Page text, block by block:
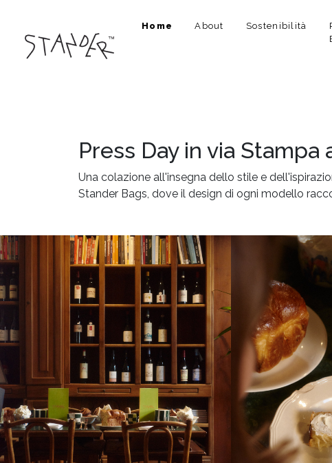
Home About Sostenibilità
Press Day in via
Una colazione all'insegna dello stile e
Stander Bags, dove il design di ogni modello